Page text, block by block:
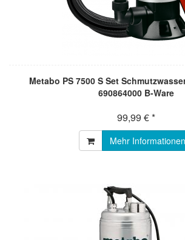
Metabo PS 7500 S Set
690864000 B-Ware
99,99 € *
Mehr Informationen